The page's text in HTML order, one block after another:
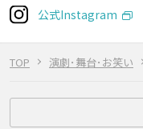
TOP 演劇･舞台･お笑い
公式Instagram